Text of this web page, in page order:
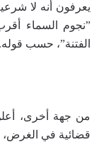
يعرفون أنه لا
”نجوم السماء
الفتنة”، حسب قوله.
من جهة أخرى،
قضائية في الغرض،